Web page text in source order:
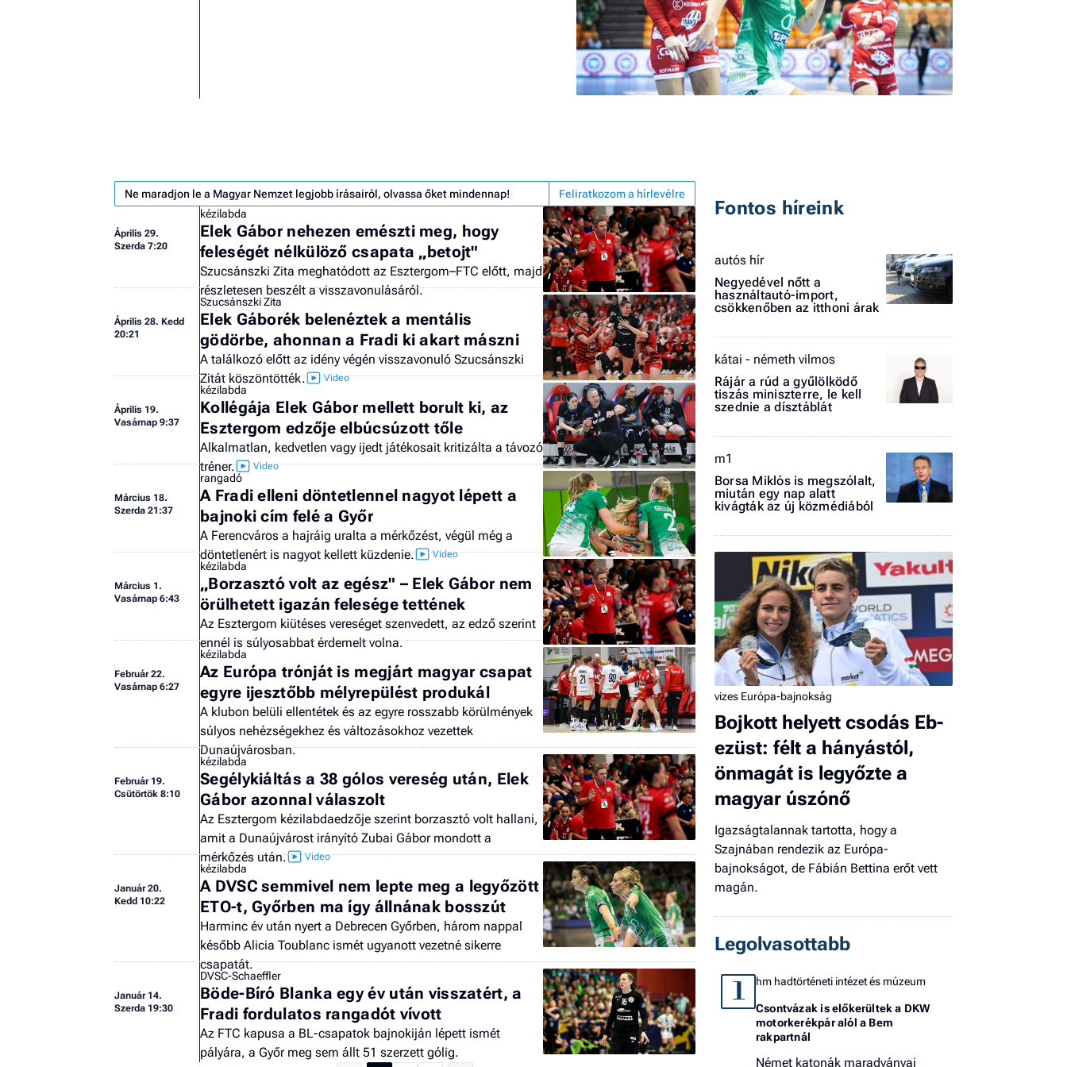
Ne maradjon le a Magyar Nemzet legjobb írásairól, olvassa őket mindennap! Feliratkozom a hírlevélre
Április 29.
Szerda 7:20
kézilabda
Elek Gábor nehezen emészti meg, hogy
feleségét nélkülöző csapata „betojt"
Szucsánszki Zita meghatódott az Esztergom–FTC előtt, majd
részletesen beszélt a visszavonulásáról.
Április 28. Kedd
20:21
Szucsánszki Zita
Elek Gáborék belenéztek a mentális
gödörbe, ahonnan a Fradi ki akart mászni
A találkozó előtt az idény végén visszavonuló Szucsánszki
Zitát köszöntötték.
Április 19.
Vasárnap 9:37
kézilabda
Kollégája Elek Gábor mellett borult ki, az
Esztergom edzője elbúcsúzott tőle
Alkalmatlan, kedvetlen vagy ijedt játékosait kritizálta a távozó
tréner.
Március 18.
Szerda 21:37
rangadó
A Fradi elleni döntetlennel nagyot lépett a
bajnoki cím felé a Győr
A Ferencváros a hajráig uralta a mérkőzést, végül még a
döntetlenért is nagyot kellett küzdenie.
Március 1.
Vasárnap 6:43
kézilabda
„Borzasztó volt az egész" – Elek Gábor nem
örülhetett igazán felesége tettének
Az Esztergom kiütéses vereséget szenvedett, az edző szerint
ennél is súlyosabbat érdemelt volna.
Február 22.
Vasárnap 6:27
kézilabda
Az Európa trónját is megjárt magyar csapat
egyre ijesztőbb mélyrepülést produkál
A klubon belüli ellentétek és az egyre rosszabb körülmények
súlyos nehézségekhez és változásokhoz vezettek
Dunaújvárosban.
Február 19.
Csütörtök 8:10
kézilabda
Segélykiáltás a 38 gólos vereség után, Elek
Gábor azonnal válaszolt
Az Esztergom kézilabdaedzője szerint borzasztó volt hallani,
amit a Dunaújvárost irányító Zubai Gábor mondott a
mérkőzés után.
Január 20.
Kedd 10:22
kézilabda
A DVSC semmivel nem lepte meg a legyőzött
ETO-t, Győrben ma így állnának bosszút
Harminc év után nyert a Debrecen Győrben, három nappal
később Alicia Toublanc ismét ugyanott vezetné sikerre
csapatát.
Január 14.
Szerda 19:30
DVSC-Schaeffler
Böde-Bíró Blanka egy év után visszatért, a
Fradi fordulatos rangadót vívott
Az FTC kapusa a BL-csapatok bajnokiján lépett ismét
pályára, a Győr meg sem állt 51 szerzett gólig.
Fontos híreink
autós hír
Negyedével nőtt a
használtautó-import,
csökkenőben az itthoni árak
kátai - németh vilmos
Rájár a rúd a gyűlölködő
tiszás miniszterre, le kell
szednie a dísztáblát
m1
Borsa Miklós is megszólalt,
miután egy nap alatt
kivágták az új közmédiából
vizes Európa-bajnokság
Bojkott helyett csodás Eb-
ezüst: félt a hányástól,
önmagát is legyőzte a
magyar úszónő
Igazságtalannak tartotta, hogy a
Szajnában rendezik az Európa-
bajnokságot, de Fábián Bettina erőt vett
magán.
Legolvasottabb
1 hm hadtörténeti intézet és múzeum
Csontvázak is előkerültek a DKW
motorkerékpár alól a Bem
rakpartnál
Német katonák maradványai